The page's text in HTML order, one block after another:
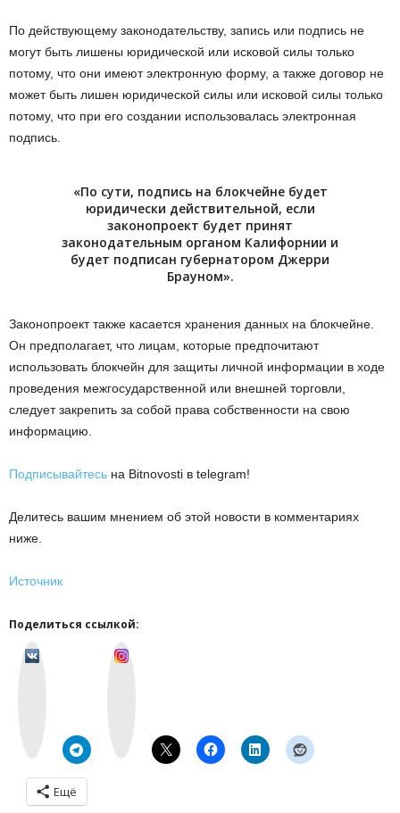
По действующему законодательству, запись или подпись не
могут быть лишены юридической или исковой силы только
потому, что они имеют электронную форму, а также договор не
может быть лишен юридической силы или исковой силы только
потому, что при его создании использовалась электронная
подпись.
«По сути, подпись на блокчейне будет
юридически действительной, если
законопроект будет принят
законодательным органом Калифорнии и
будет подписан губернатором Джерри
Брауном».
Законопроект также касается хранения данных на блокчейне.
Он предполагает, что лицам, которые предпочитают
использовать блокчейн для защиты личной информации в ходе
проведения межгосударственной или внешней торговли,
следует закрепить за собой права собственности на свою
информацию.
Подписывайтесь на Bitnovosti в telegram!
Делитесь вашим мнением об этой новости в комментариях
ниже.
Источник
Поделиться ссылкой:
Ещё